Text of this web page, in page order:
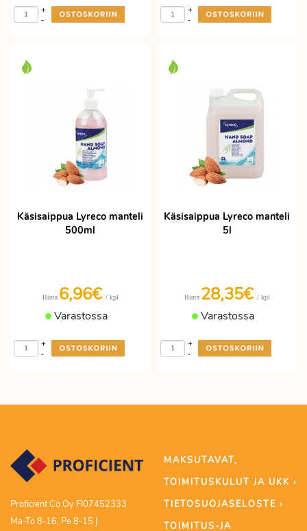
-
+
-
+
Käsisaippua Lyreco manteli
500ml
Hinta 6,96€ / kpl
Varastossa
-
+
Käsisaippua Lyreco manteli
5l
Hinta 28,35€ / kpl
Varastossa
-
+
Proficient Co Oy FI07452333
Ma-To 8-16, Pe 8-15 |
MAKSUTAVAT,
TOIMITUSKULUT JA UKK ›
TIETOSUOJASELOSTE ›
TOIMITUS-JA